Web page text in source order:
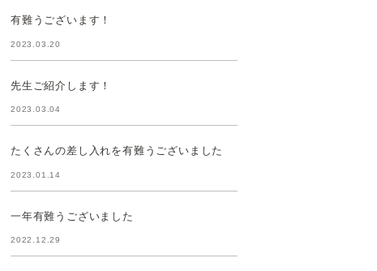
有難うございます！
2023.03.20
先生ご紹介します！
2023.03.04
たくさんの差し入れを有難うございました
2023.01.14
一年有難うございました
2022.12.29